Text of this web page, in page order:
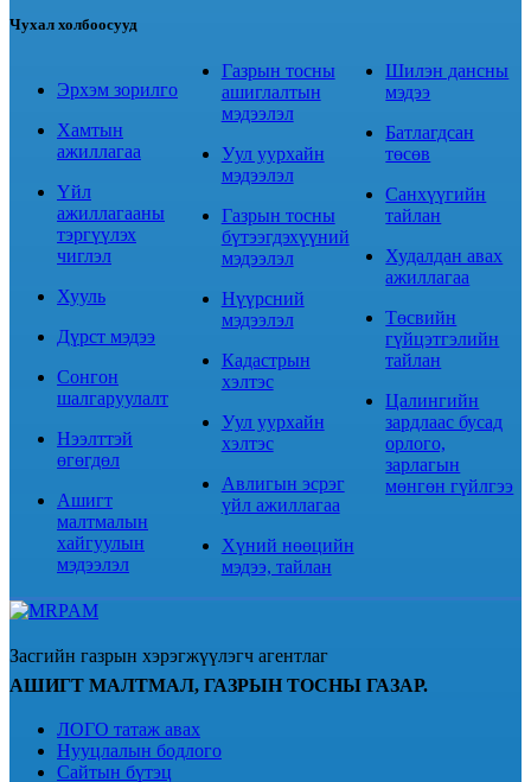
Чухал холбоосууд
Эрхэм зорилго
Хамтын
ажиллагаа
Үйл
ажиллагааны
тэргүүлэх
чиглэл
Хууль
Дүрст мэдээ
Сонгон
шалгаруулалт
Нээлттэй
өгөгдөл
Ашигт
малтмалын
хайгуулын
мэдээлэл
Газрын тосны
ашиглалтын
мэдээлэл
Уул уурхайн
мэдээлэл
Газрын тосны
бүтээгдэхүүний
мэдээлэл
Нүүрсний
мэдээлэл
Кадастрын
хэлтэс
Уул уурхайн
хэлтэс
Авлигын эсрэг
үйл ажиллагаа
Хүний нөөцийн
мэдээ, тайлан
Шилэн дансны
мэдээ
Батлагдсан
төсөв
Санхүүгийн
тайлан
Худалдан авах
ажиллагаа
Төсвийн
гүйцэтгэлийн
тайлан
Цалингийн
зардлаас бусад
орлого,
зарлагын
мөнгөн гүйлгээ
Засгийн газрын хэрэгжүүлэгч агентлаг
АШИГТ МАЛТМАЛ, ГАЗРЫН ТОСНЫ ГАЗАР.
ЛОГО татаж авах
Нууцлалын бодлого
Сайтын бүтэц